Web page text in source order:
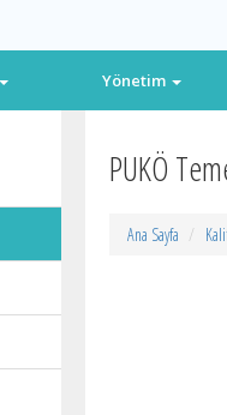
Yönetim
PUKÖ
Ana Sayfa